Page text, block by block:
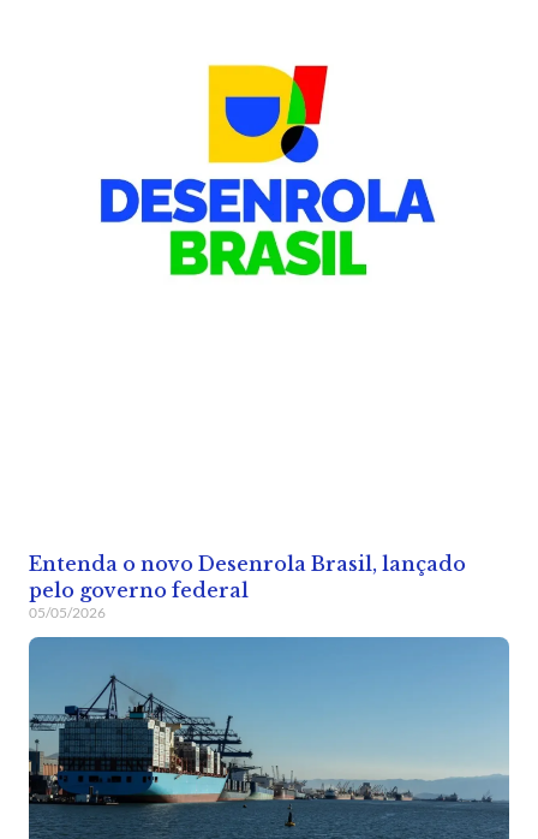
Entenda o novo Desenrola Brasil, lançado
pelo governo federal
05/05/2026